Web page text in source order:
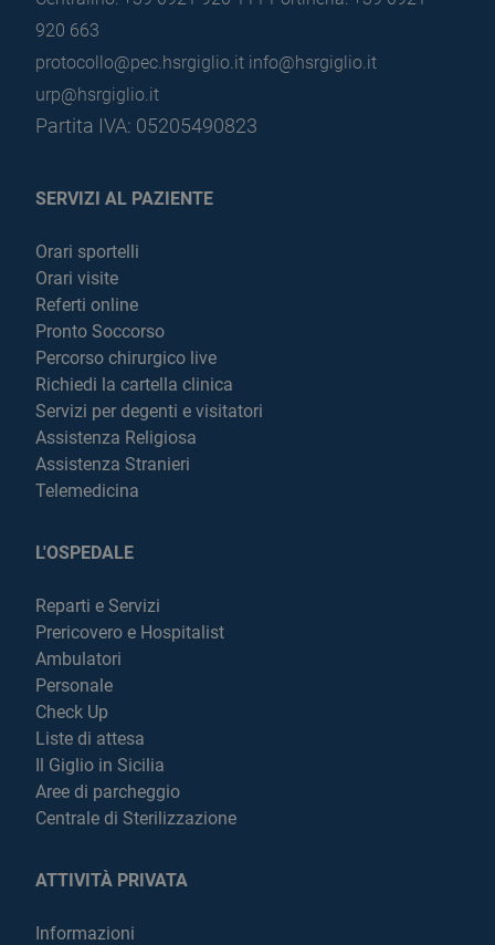
920 663
protocollo@pec.hsrgiglio.it info@hsrgiglio.it
urp@hsrgiglio.it
Partita IVA: 05205490823
SERVIZI AL PAZIENTE
Orari sportelli
Orari visite
Referti online
Pronto Soccorso
Percorso chirurgico live
Richiedi la cartella clinica
Servizi per degenti e visitatori
Assistenza Religiosa
Assistenza Stranieri
Telemedicina
L'OSPEDALE
Reparti e Servizi
Prericovero e Hospitalist
Ambulatori
Personale
Check Up
Liste di attesa
Il Giglio in Sicilia
Aree di parcheggio
Centrale di Sterilizzazione
ATTIVITÀ PRIVATA
Informazioni